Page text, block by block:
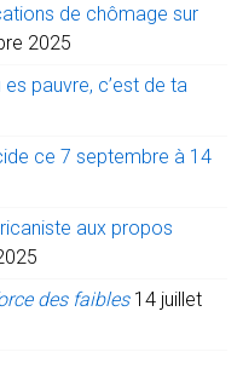
de chômage sur
2025
pauvre, c’est de ta
ce 7 septembre à 14
aux propos
des faibles 14 juillet